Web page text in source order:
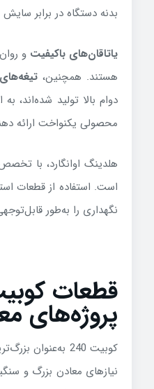
بدنه دستگاه در برابر سایش
یاتاقان‌های باکیفیت و
هستند. همچنین،
دوام بالا تولید شده‌اند،
محصولی یکنواخت ارائه
هلدینگ اوانگارد، با
است. استفاده از قطعات
نگهداری را به‌طور
پروژه‌های
کوبیت 240
نیازهای معادن بزرگ و